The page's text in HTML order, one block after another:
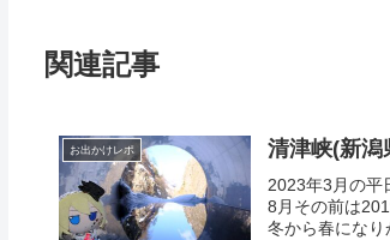
関連記事
お出かけレポ 清津峡(新
2023年3月の平
8月その前は
冬から春にな